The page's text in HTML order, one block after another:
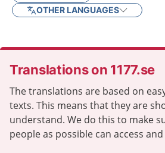
OTHER LANGUAGES
Translations on 1177.se
The translations are based on
texts. This means that they are
understand. We do this to make
people as possible can access and